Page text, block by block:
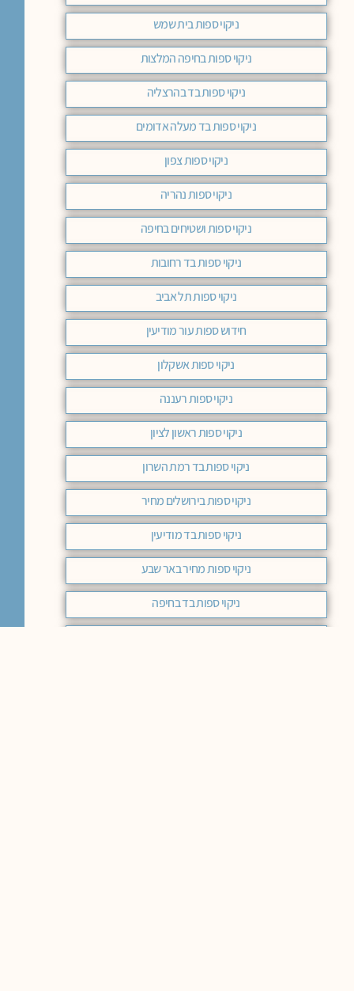
ניקוי ספות בית שמש
ניקוי ספות בחיפה המלצות
ניקוי ספות בד בהרצליה
ניקוי ספות בד מעלה אדומים
ניקוי ספות צפון
ניקוי ספות נהריה
ניקוי ספות ושטיחים בחיפה
ניקוי ספות בד רחובות
ניקוי ספות תל אביב
חידוש ספות עור מודיעין
ניקוי ספות אשקלון
ניקוי ספות רעננה
ניקוי ספות ראשון לציון
ניקוי ספות בד רמת השרון
ניקוי ספות בירושלים מחיר
ניקוי ספות בד מודיעין
ניקוי ספות מחיר באר שבע
ניקוי ספות בד בחיפה